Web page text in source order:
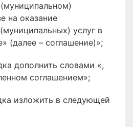
на оказание
услуг в
(далее – соглашение)»;
дополнить словами «,
соглашением»;
изложить в следующей